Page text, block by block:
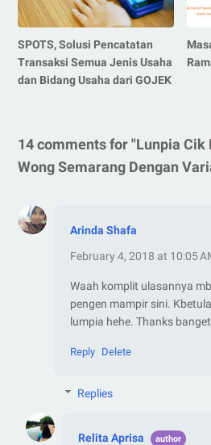
SPOTS, Solusi Pencatatan
Transaksi Semua Jenis Usaha
dan Bidang Usaha dari GOJEK
14 comments for "Lunpia Cik
Wong Semarang Dengan
Arinda Shafa
February 4, 2018 at 10:05
Waah komplit ulasannya
pengen mampir sini.
lumpia hehe. Thanks
Reply Delete
Replies
Relita Aprisa